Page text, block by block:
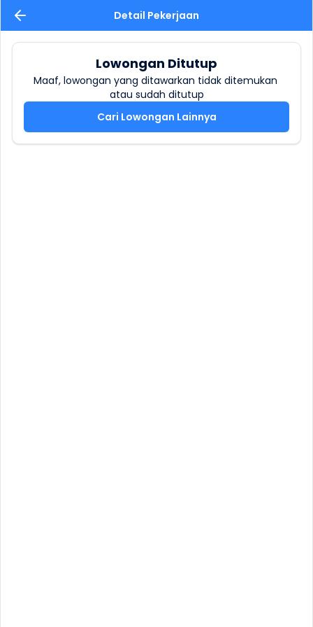
Detail Pekerjaan
Lowongan Ditutup
Maaf, lowongan yang ditawarkan tidak ditemukan
atau sudah ditutup
Cari Lowongan Lainnya